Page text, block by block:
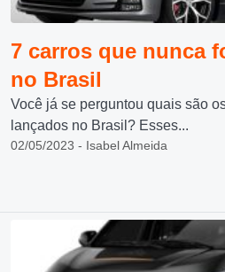
7 carros que nunca
no Brasil
Você já se perguntou quais são
lançados no Brasil? Esses...
02/05/2023 - Isabel Almeida